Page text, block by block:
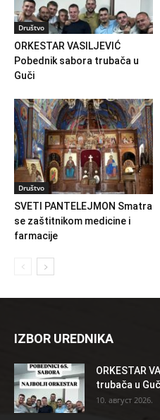
Društvo
ORKESTAR VASILJEVIĆ
Pobednik sabora trubača u
Guči
Društvo
SVETI PANTELEJMON Smatra
se zaštitnikom medicine i
farmacije
IZBOR UREDNIKA
ORKESTAR
trubača u
10. август 2026.